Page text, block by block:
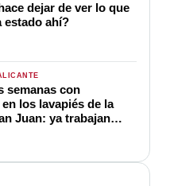
dejar de ver lo que
estado ahí?
semanas con
los lavapiés de la
Juan: ya trabajan